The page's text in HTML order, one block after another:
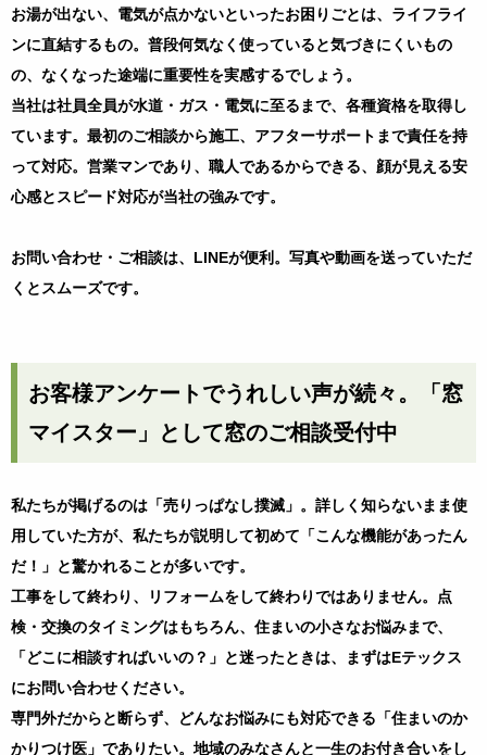
お湯が出ない、電気が点かないといったお困りごとは、ライフライ
ンに直結するもの。普段何気なく使っていると気づきにくいもの
の、なくなった途端に重要性を実感するでしょう。
当社は社員全員が水道・ガス・電気に至るまで、各種資格を取得し
ています。最初のご相談から施工、アフターサポートまで責任を持
って対応。営業マンであり、職人であるからできる、顔が見える安
心感とスピード対応が当社の強みです。
お問い合わせ・ご相談は、 LINEが便利。写真や動画を送っていただ
くとスムーズです。
お客様アンケートでうれしい声が続々。「窓
マイスター」として窓のご相談受付中
私たちが掲げるのは「売りっぱなし撲滅」。詳しく知らないまま使
用していた方が、私たちが説明して初めて「こんな機能があったん
だ！」と驚かれることが多いです。
工事をして終わり、リフォームをして終わりではありません。点
検・交換のタイミングはもちろん、住まいの小さなお悩みまで、
「どこに相談すればいいの？」と迷ったときは、まずはEテックス
にお問い合わせください。
専門外だからと断らず、どんなお悩みにも対応できる「住まいのか
かりつけ医」でありたい。地域のみなさんと一生のお付き合いをし